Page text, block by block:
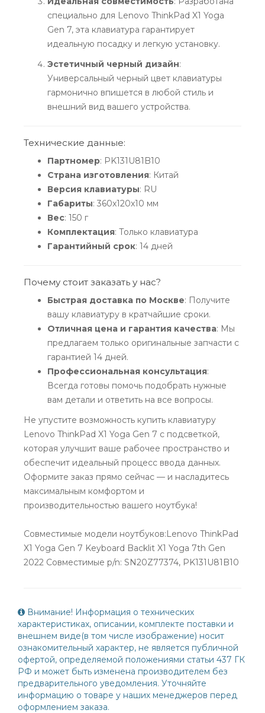
специально для Lenovo ThinkPad X1 Yoga
Gen 7, эта клавиатура гарантирует
идеальную посадку и легкую установку.
Эстетичный черный дизайн:
Универсальный черный цвет клавиатуры
гармонично впишется в любой стиль и
внешний вид вашего устройства.
Технические данные:
Партномер: PK131U81B10
Страна изготовления: Китай
Версия клавиатуры: RU
Габариты: 360x120x10 мм
Вес: 150 г
Комплектация: Только клавиатура
Гарантийный срок: 14 дней
Почему стоит заказать у нас?
Быстрая доставка по Москве: Получите
вашу клавиатуру в кратчайшие сроки.
Отличная цена и гарантия качества: Мы
предлагаем только оригинальные запчасти с
гарантией 14 дней.
Профессиональная консультация:
Всегда готовы помочь подобрать нужные
вам детали и ответить на все вопросы.
Не упустите возможность купить клавиатуру
Lenovo ThinkPad X1 Yoga Gen 7 с подсветкой,
которая улучшит ваше рабочее пространство и
обеспечит идеальный процесс ввода данных.
Оформите заказ прямо сейчас — и насладитесь
максимальным комфортом и
производительностью вашего ноутбука!
Совместимые модели ноутбуков:Lenovo ThinkPad
X1 Yoga Gen 7 Keyboard Backlit X1 Yoga 7th Gen
2022 Совместимые p/n: SN20Z77374, PK131U81B10
Внимание! Информация о технических
характеристиках, описании, комплекте поставки и
внешнем виде(в том числе изображение) носит
ознакомительный характер, не является публичной
офертой, определяемой положениями статьи 437 ГК
РФ и может быть изменена производителем без
предварительного уведомления. Уточняйте
информацию о товаре у наших менеджеров перед
оформлением заказа.